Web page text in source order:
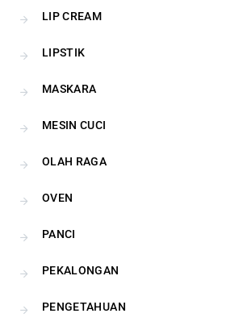
LIP CREAM
LIPSTIK
MASKARA
MESIN CUCI
OLAH RAGA
OVEN
PANCI
PEKALONGAN
PENGETAHUAN